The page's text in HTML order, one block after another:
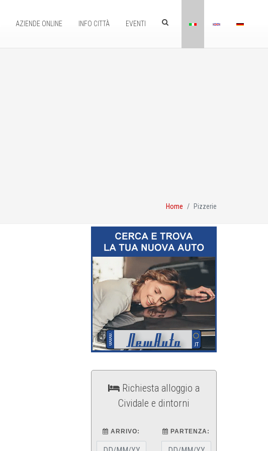
AZIENDE ONLINE INFO CITTÀ EVENTI
Home Pizzerie
Richiesta alloggio a
Cividale e dintorni
ARRIVO: PARTENZA: